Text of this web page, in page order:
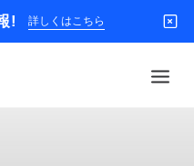
! 詳しくはこちら